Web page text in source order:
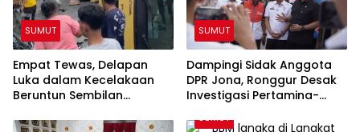
SUMUT
Empat Tewas, Delapan
Luka dalam Kecelakaan
Beruntun Sembilan
SUMUT
Dampingi Sidak Anggota
DPR Jona, Ronggur Desak
Investigasi Pertamina-
BBM di Sumut
SUMUT